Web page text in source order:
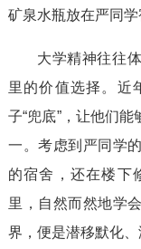
矿泉水瓶放在严同学
大学精神往往
里的价值选择。近
子“兜底”，让他们
一。考虑到严同学
的宿舍，还在楼下
里，自然而然地学
界，便是潜移默化、